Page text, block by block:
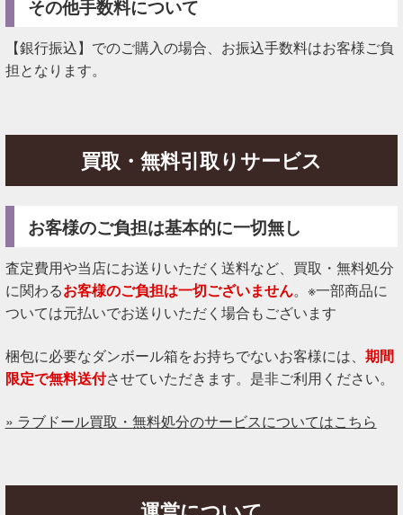
その他手数料について
【銀行振込】でのご購入の場合、お振込手数料はお客様ご負
担となります。
買取・無料引取りサービス
お客様のご負担は基本的に一切無し
査定費用や当店にお送りいただく送料など、買取・無料処分
に関わるお客様のご負担は一切ございません。※一部商品に
ついては元払いでお送りいただく場合もございます
梱包に必要なダンボール箱をお持ちでないお客様には、 期間
限定で無料送付させていただきます。是非ご利用ください。
» ラブドール買取・無料処分のサービスについてはこちら